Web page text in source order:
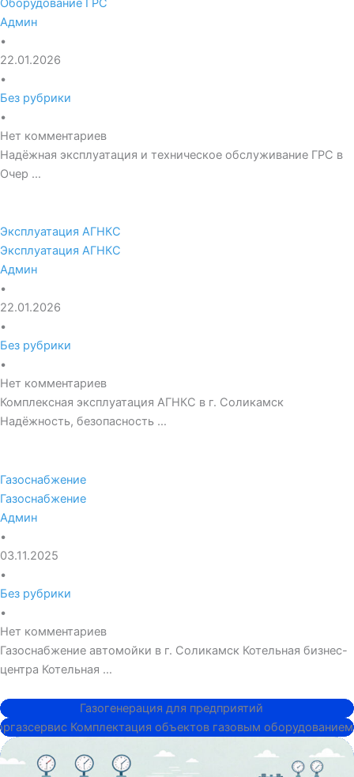
Оборудование ГРС
Админ
•
22.01.2026
•
Без рубрики
•
Нет комментариев
Надёжная эксплуатация и техническое обслуживание ГРС в
Очер …
Эксплуатация АГНКС
Эксплуатация АГНКС
Админ
•
22.01.2026
•
Без рубрики
•
Нет комментариев
Комплексная эксплуатация АГНКС в г. Соликамск
Надёжность, безопасность …
Газоснабжение
Газоснабжение
Админ
•
03.11.2025
•
Без рубрики
•
Нет комментариев
Газоснабжение автомойки в г. Соликамск Котельная бизнес-
центра Котельная …
Котельная...
Котельная..
Газоснабжение..
Котельная...